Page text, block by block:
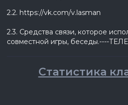
2.2. https://vk.com/v.lasman
2.3. Средства связи, которое
совместной игры, беседы.----
Статистика